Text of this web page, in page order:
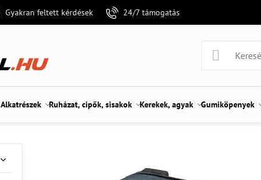
Gyakran feltett kérdések 24/7 támogatás
Alkatrészek Ruházat, cipők, sisakok Kerekek, agyak Gumiköpenyek